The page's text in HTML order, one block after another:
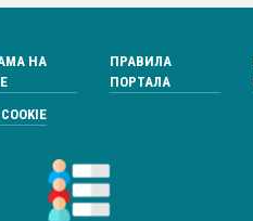
НА
ПРАВИЛА
ПОРТАЛА